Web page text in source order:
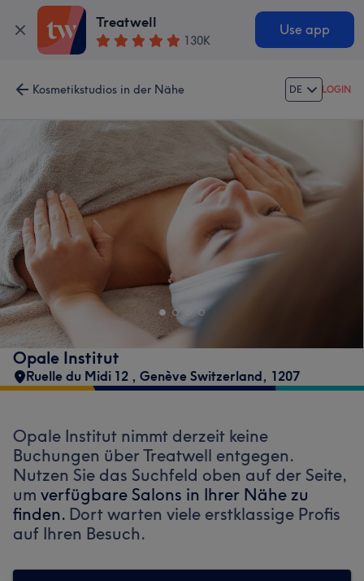
Treatwell
130K
Use app
Kosmetikstudios in der Nähe DE LOGIN
Opale Institut
Ruelle du Midi 12 , Genève Switzerland, 1207
Opale Institut nimmt derzeit keine
Buchungen über Treatwell entgegen.
Nutzen Sie das Suchfeld oben auf der Seite,
um verfügbare Salons in Ihrer Nähe zu
finden. Dort warten viele erstklassige Profis
auf Ihren Besuch.